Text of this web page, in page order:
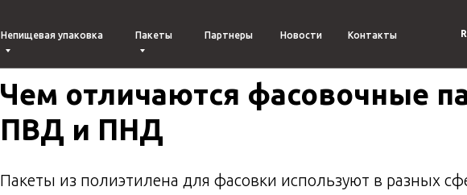
Партнеры Новости Контакты
Непищевая упаковка Пакеты
Чем отличаются фасовочные
ПВД и ПНД
Пакеты из полиэтилена для фасовки используют в разных